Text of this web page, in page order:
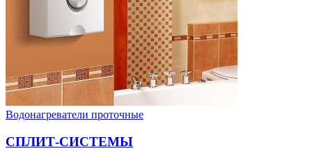
Водонагреватели проточные
СПЛИТ-СИСТЕМЫ